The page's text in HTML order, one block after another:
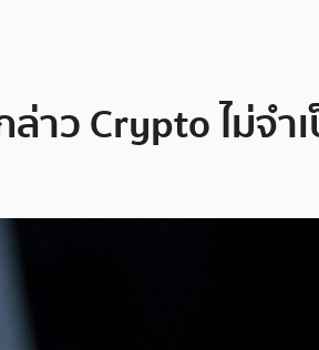
าว Crypto ไม่จ